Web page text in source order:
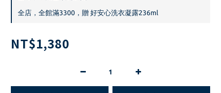
全店，全館滿3300，贈 好安心洗衣凝露236ml
NT$1,380